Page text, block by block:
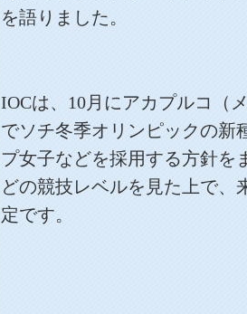
を語りました。
IOCは、 10月にアカプルコ（
でソチ冬季オリンピックの新
プ女子などを採用する方針を
どの競技レベルを見た上で、
定です。